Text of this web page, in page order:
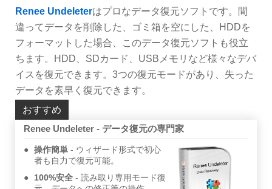
Renee Undeleterはプロなデータ復元ソフトです。間
違ってデータを削除した、ゴミ箱を空にした、HDDを
フォーマットした場合、このデータ復元ソフトも役立
ちます。HDD、SDカード、USBメモリなど様々なデバ
イスを復元できます。3つの復元モードがあり、失った
データを素早く復元できます。
おすすめ
Renee Undeleter - データ復元の専門家
操作簡単
ウィザード形式で初心
者も自力で復元可能。
100%安全
読み取り専用モード復